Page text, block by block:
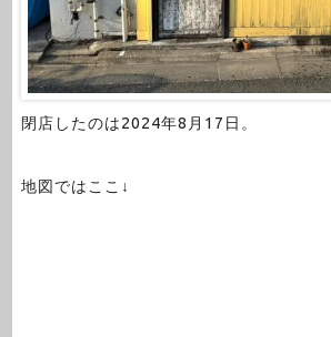
閉店したのは2024年8月17日。
地図ではここ↓